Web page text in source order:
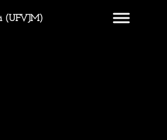
(UFVJM)